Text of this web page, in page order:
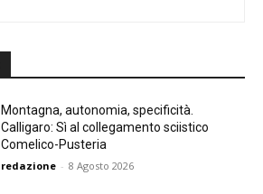
Montagna, autonomia, specificità.
Calligaro: Sì al collegamento sciistico
Comelico-Pusteria
redazione - 8 Agosto 2026